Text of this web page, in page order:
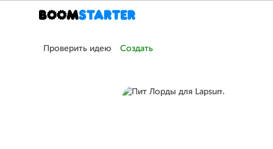
Проверить идею Создать